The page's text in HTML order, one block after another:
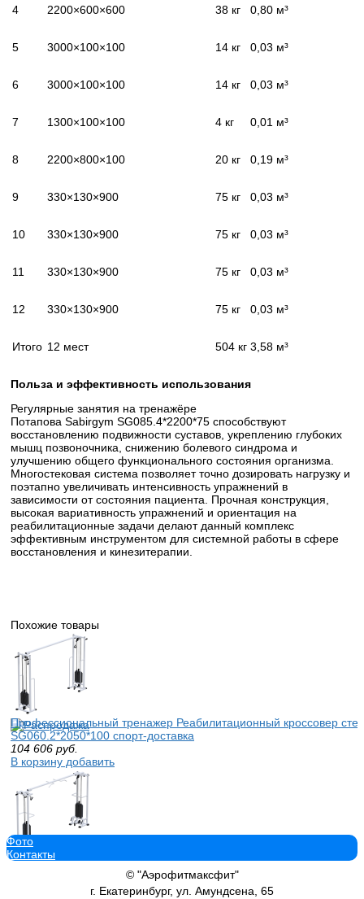
4 2200×600×600 38 кг 0,80 м³
5 3000×100×100 14 кг 0,03 м³
6 3000×100×100 14 кг 0,03 м³
7 1300×100×100 4 кг 0,01 м³
8 2200×800×100 20 кг 0,19 м³
9 330×130×900 75 кг 0,03 м³
10 330×130×900 75 кг 0,03 м³
11 330×130×900 75 кг 0,03 м³
12 330×130×900 75 кг 0,03 м³
Итого 12 мест 504 кг 3,58 м³
Польза и эффективность использования
Регулярные занятия на тренажёре
Потапова Sabirgym SG085.4*2200*75 способствуют
восстановлению подвижности суставов, укреплению глубоких
мышц позвоночника, снижению болевого синдрома и
улучшению общего функционального состояния организма.
Многостековая система позволяет точно дозировать нагрузку и
поэтапно увеличивать интенсивность упражнений в
зависимости от состояния пациента. Прочная конструкция,
высокая вариативность упражнений и ориентация на
реабилитационные задачи делают данный комплекс
эффективным инструментом для системной работы в сфере
восстановления и кинезитерапии.
Похожие товары
Профессиональный тренажер Реабилитационный кроссовер
SG060.2*2050*100 спорт-доставка
104 606 руб.
В корзину добавить
Кроссовер на базе многофункциональной рамы тренажер
В корзину добавить
Фото
Контакты
© "Аэрофитмаксфит"
г. Екатеринбург, ул. Амундсена, 65